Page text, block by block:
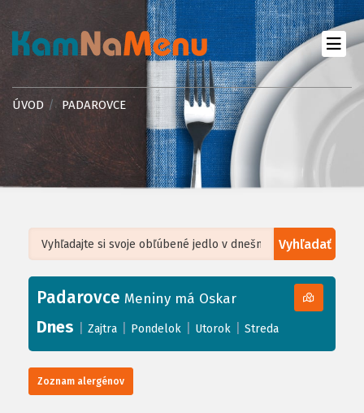
ÚVOD PADAROVCE
Vyhľadať
+
−
Leaflet| ©OpenStreetMap, Tiles courtesy ofHumanitarian OpenStreetMap
Padarovce Meniny má Oskar
Dnes Zajtra Pondelok Utorok Streda
Zoznam alergénov